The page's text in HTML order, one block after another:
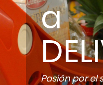
a
Pasión por el